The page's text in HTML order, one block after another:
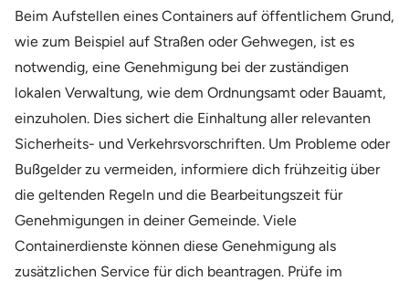
Beim Aufstellen eines Containers auf öffentlichem Grund,
wie zum Beispiel auf Straßen oder Gehwegen, ist es
notwendig, eine Genehmigung bei der zuständigen
lokalen Verwaltung, wie dem Ordnungsamt oder Bauamt,
einzuholen. Dies sichert die Einhaltung aller relevanten
Sicherheits- und Verkehrsvorschriften. Um Probleme oder
Bußgelder zu vermeiden, informiere dich frühzeitig über
die geltenden Regeln und die Bearbeitungszeit für
Genehmigungen in deiner Gemeinde. Viele
Containerdienste können diese Genehmigung als
zusätzlichen Service für dich beantragen. Prüfe im